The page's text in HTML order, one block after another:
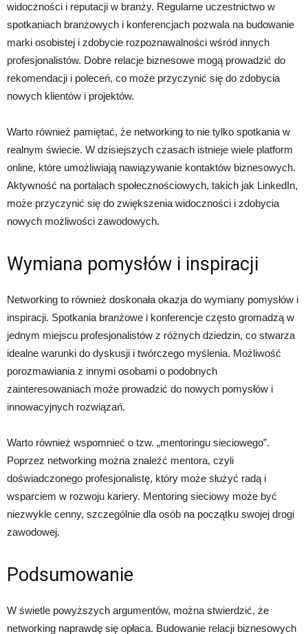
widoczności i reputacji w branży. Regularne uczestnictwo w
spotkaniach branżowych i konferencjach pozwala na budowanie
marki osobistej i zdobycie rozpoznawalności wśród innych
profesjonalistów. Dobre relacje biznesowe mogą prowadzić do
rekomendacji i poleceń, co może przyczynić się do zdobycia
nowych klientów i projektów.
Warto również pamiętać, że networking to nie tylko spotkania w
realnym świecie. W dzisiejszych czasach istnieje wiele platform
online, które umożliwiają nawiązywanie kontaktów biznesowych.
Aktywność na portalach społecznościowych, takich jak LinkedIn,
może przyczynić się do zwiększenia widoczności i zdobycia
nowych możliwości zawodowych.
Wymiana pomysłów i inspiracji
Networking to również doskonała okazja do wymiany pomysłów i
inspiracji. Spotkania branżowe i konferencje często gromadzą w
jednym miejscu profesjonalistów z różnych dziedzin, co stwarza
idealne warunki do dyskusji i twórczego myślenia. Możliwość
porozmawiania z innymi osobami o podobnych
zainteresowaniach może prowadzić do nowych pomysłów i
innowacyjnych rozwiązań.
Warto również wspomnieć o tzw. „mentoringu sieciowego”.
Poprzez networking można znaleźć mentora, czyli
doświadczonego profesjonalistę, który może służyć radą i
wsparciem w rozwoju kariery. Mentoring sieciowy może być
niezwykle cenny, szczególnie dla osób na początku swojej drogi
zawodowej.
Podsumowanie
W świetle powyższych argumentów, można stwierdzić, że
networking naprawdę się opłaca. Budowanie relacji biznesowych